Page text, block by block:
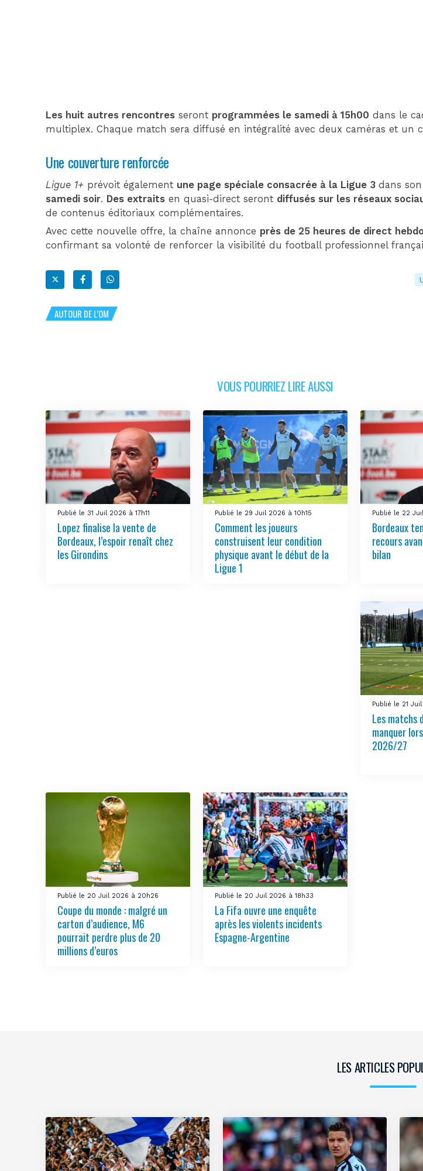
Les huit autres rencontres seront programmées le samedi à 15h00 dans le
multiplex. Chaque match sera diffusé en intégralité avec deux caméras et un
Une couverture renforcée
Ligue 1+ prévoit également une page spéciale consacrée à la Ligue 3dans son
samedi soir. Des extraits en quasi-direct seront diffusés sur les réseaux
de contenus éditoriaux complémentaires.
Avec cette nouvelle offre, la chaîne annonce près de 25 heures de direct
confirmant sa volonté de renforcer la visibilité du football professionnel
AUTOUR DE L’OM
VOUS POURRIEZ LIRE AUSSI
Publié le 31 Juil 2026 à 17h11
Lopez finalise la vente de
Bordeaux, l’espoir renaît chez
les Girondins
Publié le 29 Juil 2026 à 10h15
Comment les joueurs
construisent leur condition
physique avant le début de la
Ligue 1
Publié le 22
Bordeaux
recours
bilan
Publié le 21
Les matchs
manquer
2026/27
Publié le 20 Juil 2026 à 20h26
Coupe du monde : malgré un
carton d’audience, M6
pourrait perdre plus de 20
millions d’euros
Publié le 20 Juil 2026 à 18h33
La Fifa ouvre une enquête
après les violents incidents
Espagne-Argentine
LES ARTICLES